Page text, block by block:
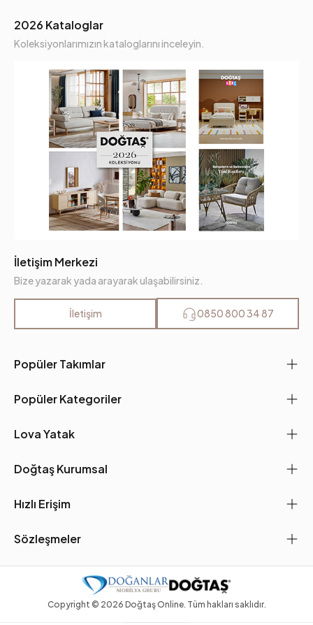
Popüler Takımlar
Popüler Kategoriler
Lova Yatak
Doğtaş Kurumsal
Hızlı Erişim
Sözleşmeler
2026 Kataloglar
Koleksiyonlarımızın kataloglarını inceleyin.
İletişim Merkezi
Bize yazarak yada arayarak ulaşabilirsiniz.
İletişim 0850 800 34 87
Copyright © 2026 Doğtaş Online. Tüm hakları saklıdır.